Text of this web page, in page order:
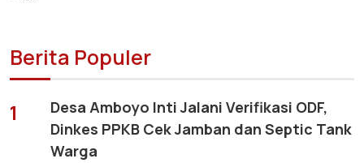
Berita Populer
1
Desa Amboyo Inti Jalani Verifikasi ODF,
Dinkes PPKB Cek Jamban dan Septic Tank
Warga